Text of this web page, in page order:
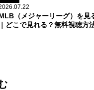
（メジャーリーグ）を見
｜どこで見れる？無料視聴方